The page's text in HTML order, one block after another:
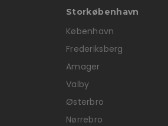
Storkøbenhavn
København
Frederiksberg
Amager
Valby
Østerbro
Nørrebro